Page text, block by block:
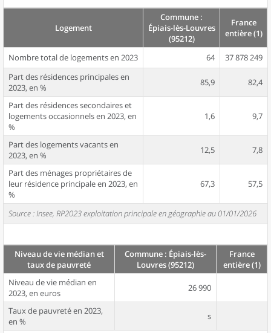
Logement
Commune :
Épiais-lès-Louvres
(95212)
France
entière (1)
Nombre total de logements en 2023 64
37 878 249
Part des résidences principales en
2023, en %
85,9 82,4
Part des résidences secondaires et
logements occasionnels en 2023, en
%
1,6 9,7
Part des logements vacants en
2023, en %
12,5 7,8
Part des ménages propriétaires de
leur résidence principale en 2023, en
%
67,3 57,5
Source : Insee, RP2023 exploitation principale en géographie au 01/01/2026
Niveau de vie médian et
taux de pauvreté
Commune : Épiais-lès-
Louvres (95212)
France
entière (1)
Niveau de vie médian en
2023, en euros
26 990
Taux de pauvreté en 2023,
en %
s